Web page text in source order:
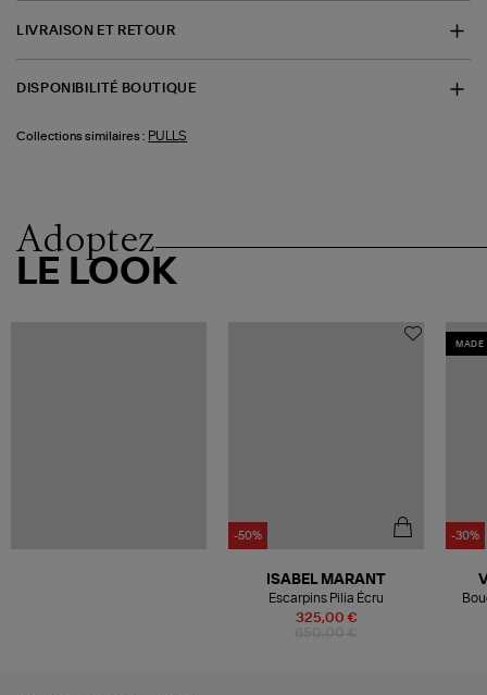
LIVRAISON ET RETOUR
DISPONIBILITÉ BOUTIQUE
Collections similaires : PULLS
Adoptez
LE LOOK
-50%
325,00 €
ISABEL MARANT
Escarpins Pilia Écru
MADE
-30%